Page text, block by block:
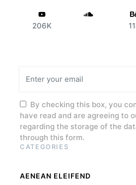
206K
By checking this box, you
have read and are agreeing to
regarding the storage of the
through this form.
CATEGORIES
AENEAN ELEIFEND